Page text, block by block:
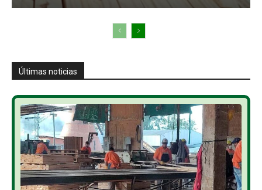
Últimas noticias